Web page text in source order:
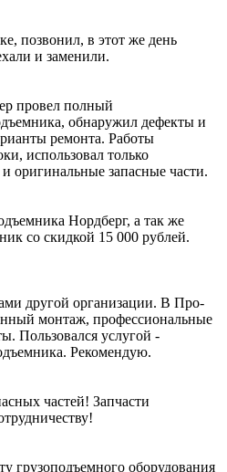
позвонил, в этот же день
и заменили.
провел полный
обнаружил дефекты и
ремонта. Работы
использовал только
оригинальные запасные части.
Нордберг, а так же
со скидкой 15 000 рублей.
другой организации. В Про-
монтаж, профессиональные
Пользовался услугой -
Рекомендую.
частей! Запчасти
грузоподъемного оборудования